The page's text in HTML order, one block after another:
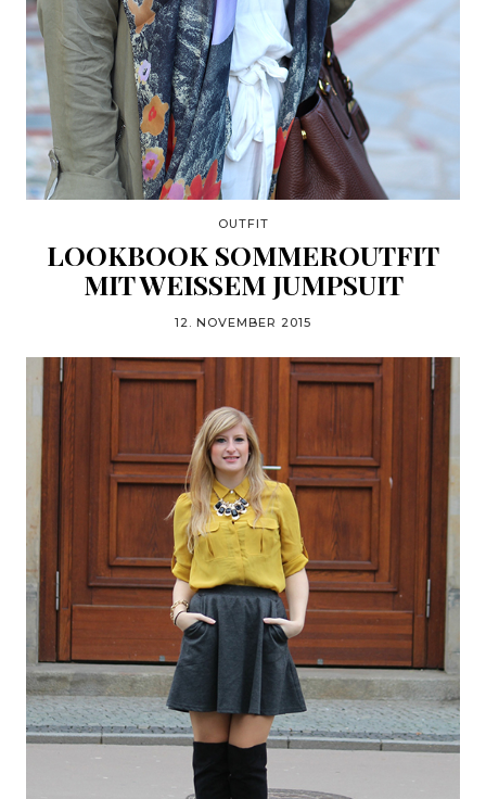
OUTFIT
LOOKBOOK SOMMEROUTFIT
MIT WEISSEM JUMPSUIT
12. NOVEMBER 2015